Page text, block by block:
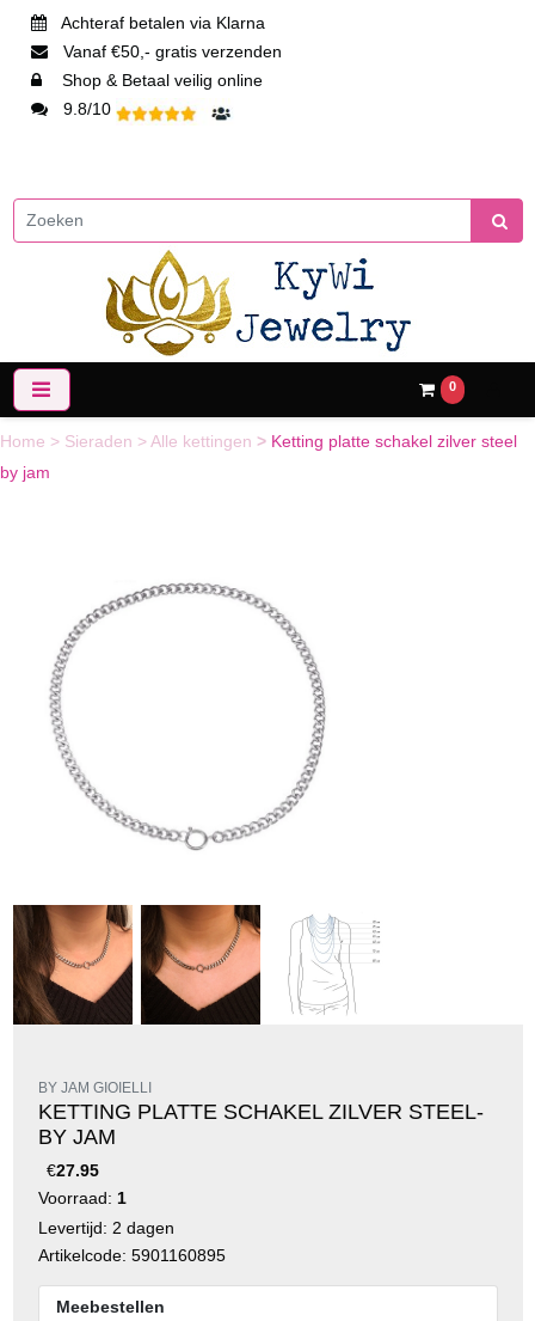
Achteraf betalen via Klarna
Vanaf €50,- gratis verzenden
Shop & Betaal veilig online
9.8/10
0
Home > Sieraden >Alle kettingen > Ketting platte schakel zilver steel
by jam
BY JAM GIOIELLI
KETTING PLATTE SCHAKEL ZILVER STEEL-
BY JAM
€27.95
Voorraad: 1
Levertijd: 2 dagen
Artikelcode: 5901160895
Meebestellen